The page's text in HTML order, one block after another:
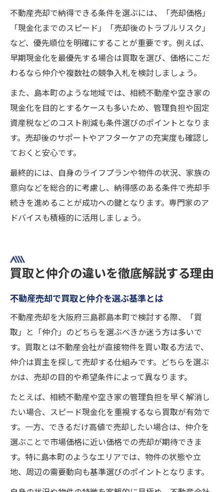
不動産売却で納得できる条件を選ぶには、「売却価格」
「現金化までのスピード」「売却後のトラブルリスク」
など、優先順位を明確にすることが重要です。例えば、
早期現金化を最優先する場合は買取を選び、価格にこだ
わるなら仲介や複数社の競争入札を検討しましょう。
また、島本町のような地域では、相続不動産や空き家の
現金化を目的とするケースも多いため、管理負担や固定
資産税などのコスト削減も条件選びのポイントとなりま
す。売却後のサポートやアフターケアの充実度も確認し
ておくと安心です。
最終的には、自身のライフプランや物件の状況、家族の
意向などを総合的に考慮し、納得感のある条件で売却手
続きを進めることが成功への鍵となります。専門家のア
ドバイスも積極的に活用しましょう。
買取と仲介の違いを徹底解説する理由
不動産売却で買取と仲介を選ぶ基準とは
不動産売却を大阪府三島郡島本町で検討する際、「買
取」と「仲介」のどちらを選ぶべきか迷う方は多いで
す。買取とは不動産会社が直接物件を買い取る方法で、
仲介は買主を探して売却する仕組みです。どちらを選ぶ
かは、売却の目的や希望条件によって異なります。
たとえば、相続不動産や空き家の管理負担を早く解消し
たい場合、スピード現金化を重視するなら買取が有効で
す。一方、できるだけ高値で売却したい場合は、仲介を
選ぶことで市場価格に近い価格での売却が期待できま
す。特に島本町のようなエリアでは、物件の状態や立
地、周辺の需要動向も基準選びのポイントとなります。